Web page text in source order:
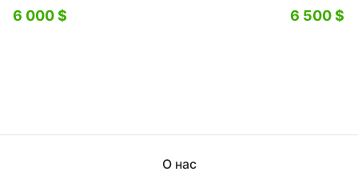
6 000 $ 6 500 $
О нас